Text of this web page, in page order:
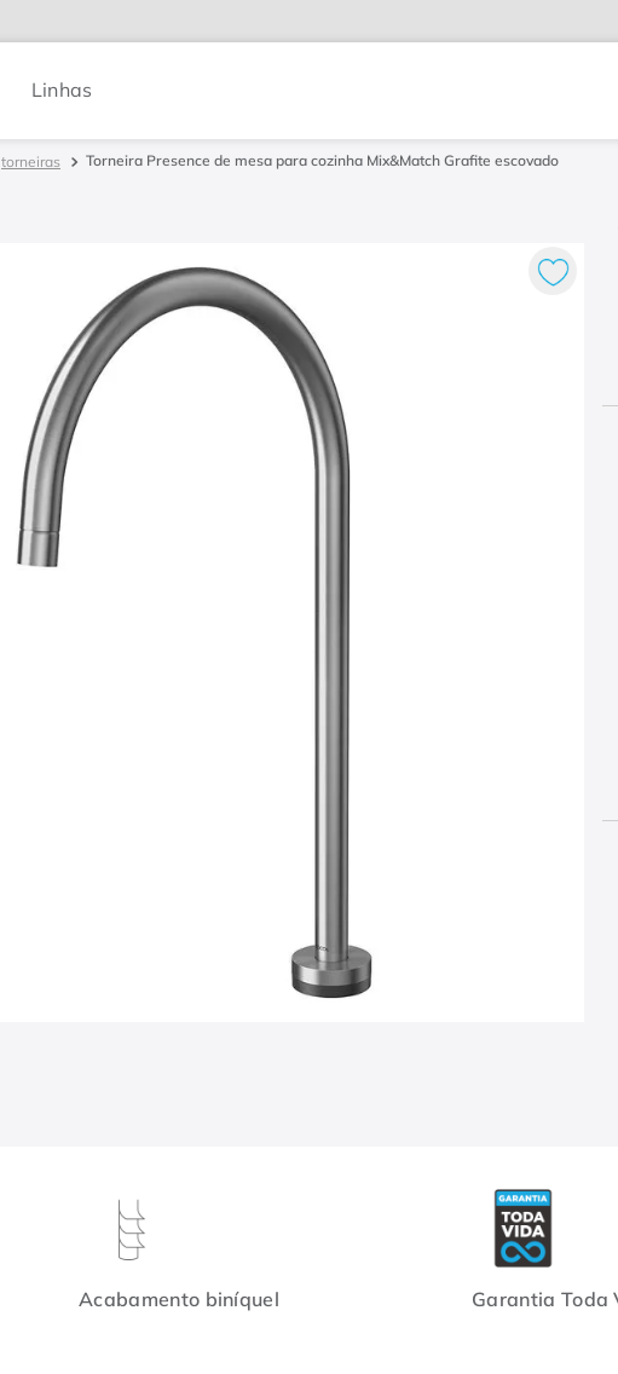
Linhas
torneiras Torneira Presence de mesa para cozinha Mix&Match Grafite escovado
Acabamento biníquel Garantia Toda